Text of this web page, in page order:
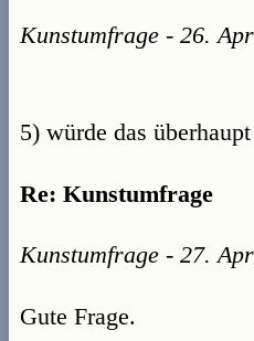
Kunstumfrage - 26.
5) würde das
Re: Kunstumfrage
Kunstumfrage - 27.
Gute Frage.